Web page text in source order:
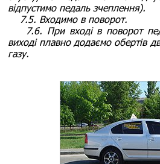
відпустимо педаль зчеплення).
7.5. Входимо в поворот.
7.6. При вході в поворот
виході плавно додаємо обертів
газу.